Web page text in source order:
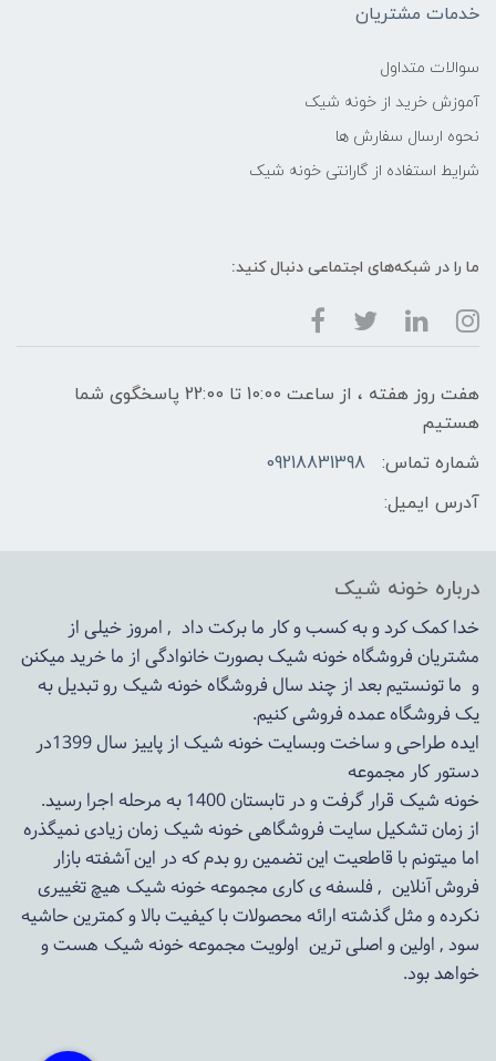
خدمات مشتریان
سوالات متداول
آموزش خرید از خونه شیک
نحوه ارسال سفارش ها
شرایط استفاده از گارانتی خونه شیک
ما را در شبکه‌های اجتماعی دنبال کنید:
هفت روز هفته ، از ساعت 10:00 تا 22:00 پاسخگوی شما
هستیم
شماره تماس:
09218831398
آدرس ایمیل:
درباره خونه شیک
خدا کمک کرد و به کسب و کار ما برکت داد , امروز خیلی از
مشتریان فروشگاه خونه شیک بصورت خانوادگی از ما خرید میکنن
و ما تونستیم بعد از چند سال فروشگاهخونه شیکرو تبدیل به
یک فروشگاه عمده فروشی کنیم.
ایده طراحی و ساخت وبسایت خونه شیک از پاییز سال 1399در
دستور کار مجموعه
خونه شیک قرار گرفت و در تابستان 1400 به مرحله اجرا رسید.
از زمان تشکیل سایت فروشگاهیخونه شیکزمان زیادی نمیگذره
اما میتونم با قاطعیت این تضمین رو بدم که در این آشفته بازار
فروش آنلاین , فلسفه ی کاری مجموعهخونه شیک هیچ تغییری
نکرده و مثل گذشته ارائه محصولات با کیفیت بالا و کمترین حاشیه
سود , اولین و اصلی ترین اولویت مجموعهخونه شیک هست و
خواهد بود.